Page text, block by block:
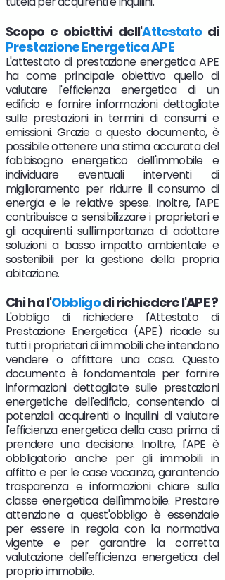
Scopo e obiettivi dell'Attestato di
Prestazione Energetica APE
L'attestato di prestazione energetica APE
ha come principale obiettivo quello di
valutare l'efficienza energetica di un
edificio e fornire informazioni dettagliate
sulle prestazioni in termini di consumi e
emissioni. Grazie a questo documento, è
possibile ottenere una stima accurata del
fabbisogno energetico dell'immobile e
individuare eventuali interventi di
miglioramento per ridurre il consumo di
energia e le relative spese. Inoltre, l'APE
contribuisce a sensibilizzare i proprietari e
gli acquirenti sull'importanza di adottare
soluzioni a basso impatto ambientale e
sostenibili per la gestione della propria
abitazione.
Chi ha l'Obbligodi richiedere l'APE ?
L'obbligo di richiedere l'Attestato di
Prestazione Energetica (APE) ricade su
tutti i proprietari di immobili che intendono
vendere o affittare una casa. Questo
documento è fondamentale per fornire
informazioni dettagliate sulle prestazioni
energetiche dell'edificio, consentendo ai
potenziali acquirenti o inquilini di valutare
l'efficienza energetica della casa prima di
prendere una decisione. Inoltre, l'APE è
obbligatorio anche per gli immobili in
affitto e per le case vacanza, garantendo
trasparenza e informazioni chiare sulla
classe energetica dell'immobile. Prestare
attenzione a quest'obbligo è essenziale
per essere in regola con la normativa
vigente e per garantire la corretta
valutazione dell'efficienza energetica del
proprio immobile.